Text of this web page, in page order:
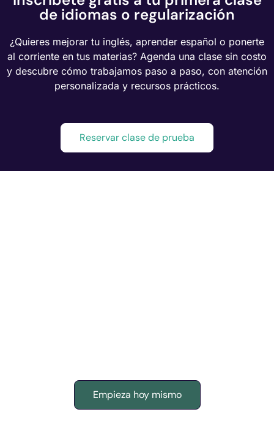
de idiomas o regularización
¿Quieres mejorar tu inglés, aprender español o ponerte
al corriente en tus materias? Agenda una clase sin costo
y descubre cómo trabajamos paso a paso, con atención
personalizada y recursos prácticos.
Reservar clase de prueba
Empieza hoy mismo